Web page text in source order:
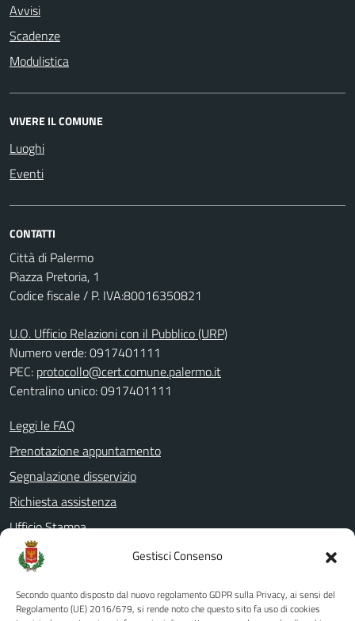
Gestisci Consenso
Secondo quanto disposto dal nuovo regolamento GDPR sulla Privacy, ai sensi del
Regolamento (UE) 2016/679, si rende noto che questo sito fa uso di cookies
Avvisi
Scadenze
Modulistica
VIVERE IL COMUNE
Luoghi
Eventi
CONTATTI
Città di Palermo
Piazza Pretoria, 1
Codice fiscale / P. IVA:80016350821
U.O. Ufficio Relazioni con il Pubblico (URP)
Numero verde: 0917401111
PEC: protocollo@cert.comune.palermo.it
Centralino unico: 0917401111
Leggi le FAQ
Prenotazione appuntamento
Segnalazione disservizio
Richiesta assistenza
Ufficio Stampa
Amministrazione Trasparente
Albo pretorio
Informativa privacy